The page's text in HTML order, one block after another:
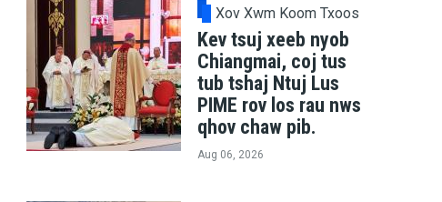
Xov Xwm Koom Txoos
Kev tsuj xeeb nyob
Chiangmai, coj tus
tub tshaj Ntuj Lus
PIME rov los rau nws
qhov chaw pib.
Aug 06, 2026